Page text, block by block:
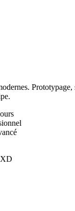
Prototypage,